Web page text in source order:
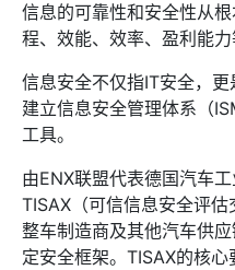
信息的可靠性和安全性从
程、效能、效率、盈利能力
信息安全不仅指IT安全，更
建立信息安全管理体系（
工具。
由ENX联盟代表德国汽车
TISAX（可信信息安全评估
整车制造商及其他汽车供
定安全框架。TISAX的核